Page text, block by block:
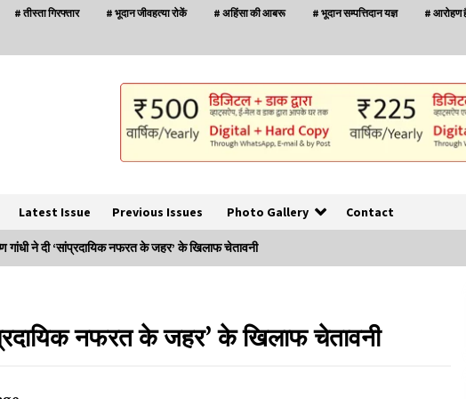
# तीस्ता गिरफ्तार # भूदान जीवहत्या रोकें # अहिंसा की आबरू # भूदान सम्पत्तिदान यज्ञ # आरोहण
Latest Issue Previous Issues Photo Gallery Contact
का खतरा
3 years ago
बा फुले जयंती
गांधी ने दी ‘सांप्रदायिक नफरत के जहर’ के खिलाफ चेतावनी
नफरत के जहर’ के खिलाफ चेतावनी